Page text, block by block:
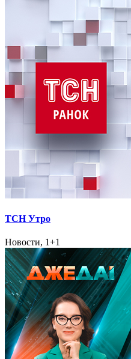
ТСН Утро
Новости, 1+1